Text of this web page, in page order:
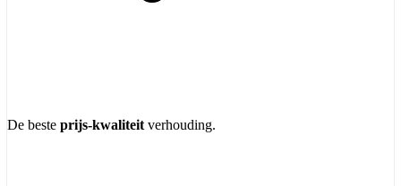
De beste prijs-kwaliteit verhouding.